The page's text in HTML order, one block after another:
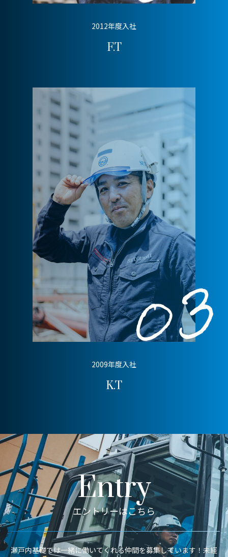
2012年度入社
F.T
2009年度入社
K.T
Entry
エントリーはこちら
瀬戸内基礎では一緒に働いてくれる仲間を募集しています！未経